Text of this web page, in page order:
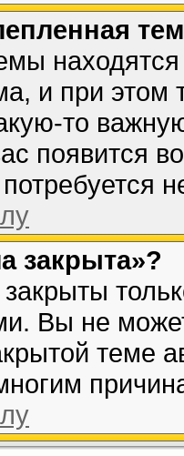
и при этом
то
появится
закрыта»?
Вы не
теме